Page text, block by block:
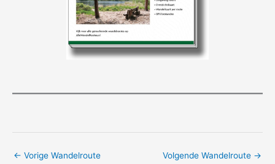
← Vorige Wandelroute Volgende Wandelroute →